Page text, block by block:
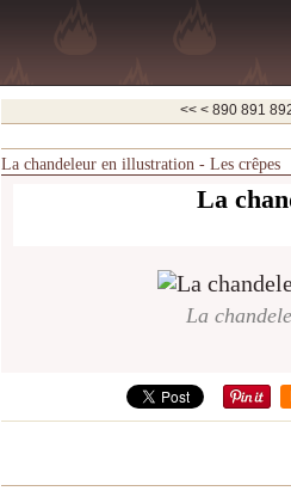
<< < 800
810
820
830
840
850
860
870
880
890 891
La chandeleur en illustration - Les crêpes
La
La